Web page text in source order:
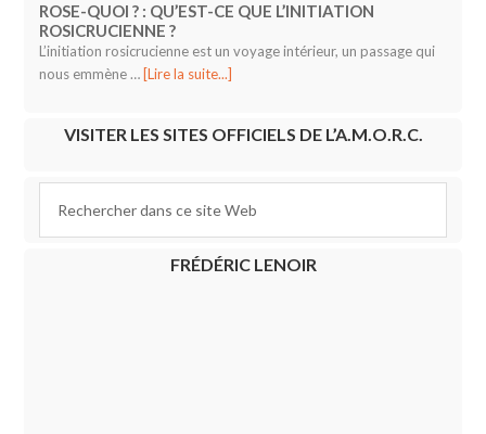
ROSE-QUOI ? : QU’EST-CE QUE L’INITIATION
ROSICRUCIENNE ?
L’initiation rosicrucienne est un voyage intérieur, un passage qui
nous emmène … [Lire la suite...]
VISITER LES SITES OFFICIELS DE L’A.M.O.R.C.
FRÉDÉRIC LENOIR